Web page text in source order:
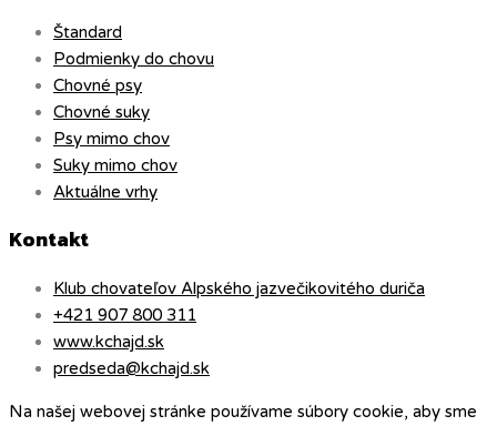
Štandard
Podmienky do chovu
Chovné psy
Chovné suky
Psy mimo chov
Suky mimo chov
Aktuálne vrhy
Kontakt
Klub chovateľov Alpského jazvečikovitého duriča
+421 907 800 311
www.kchajd.sk
predseda@kchajd.sk
Na našej webovej stránke používame súbory cookie, aby sme